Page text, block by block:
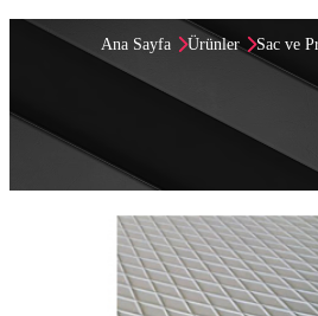
Ana Sayfa Ürünler Sac ve